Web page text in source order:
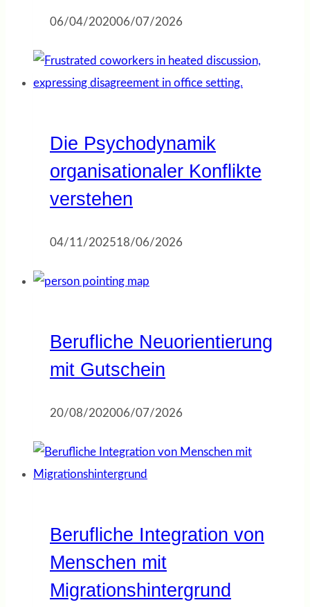
06/04/202006/07/2026
Die Psychodynamik
organisationaler Konflikte
verstehen
04/11/202518/06/2026
Berufliche Neuorientierung
mit Gutschein
20/08/202006/07/2026
Berufliche Integration von
Menschen mit
Migrationshintergrund